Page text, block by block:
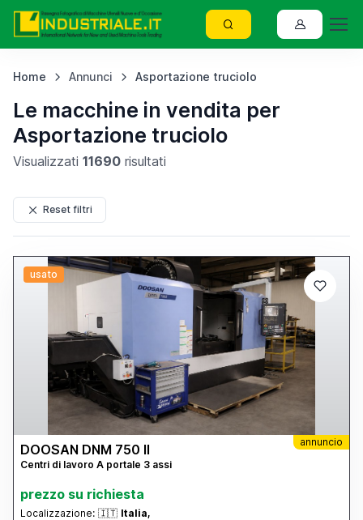
Home Annunci Asportazione truciolo
Le macchine in vendita per
Asportazione truciolo
Visualizzati 11690 risultati
Reset filtri
usato
annuncio
DOOSAN DNM 750 II
Centri di lavoro A portale 3 assi
prezzo su richiesta
Localizzazione: 🇮🇹 Italia,